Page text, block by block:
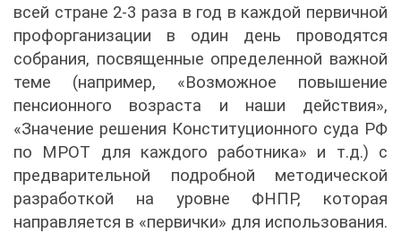
всей стране 2-3 раза в год в каждой первичной
профорганизации в один день проводятся
собрания, посвященные определенной важной
теме (например, «Возможное повышение
пенсионного возраста и наши действия»,
«Значение решения Конституционного суда РФ
по МРОТ для каждого работника» и т.д.) с
предварительной подробной методической
разработкой на уровне ФНПР, которая
направляется в «первички» для использования.